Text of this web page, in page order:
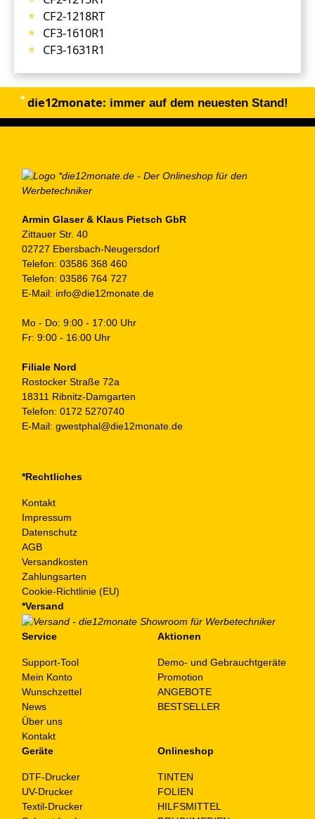
CF2-1218RT
CF3-1610R1
CF3-1631R1
die12monate: immer auf dem neuesten Stand!
Armin Glaser & Klaus Pietsch GbR
Zittauer Str. 40
02727 Ebersbach-Neugersdorf
Telefon: 03586 368 460
Telefon: 03586 764 727
E-Mail: info@die12monate.de
Mo - Do: 9:00 - 17:00 Uhr
Fr: 9:00 - 16:00 Uhr
Filiale Nord
Rostocker Straße 72a
18311 Ribnitz-Damgarten
Telefon: 0172 5270740
E-Mail: gwestphal@die12monate.de
*Rechtliches
Kontakt
Impressum
Datenschutz
AGB
Versandkosten
Zahlungsarten
Cookie-Richtlinie (EU)
*Versand
Service
Support-Tool
Mein Konto
Wunschzettel
News
Über uns
Kontakt
Aktionen
Demo- und Gebrauchtgeräte
Promotion
ANGEBOTE
BESTSELLER
Geräte
DTF-Drucker
UV-Drucker
Textil-Drucker
Onlineshop
TINTEN
FOLIEN
HILFSMITTEL